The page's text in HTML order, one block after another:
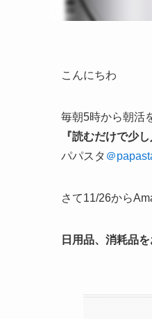
こんにちわ
毎朝5時から朝活
『読むだけで少
パパスタ ＠
さて11/26から
日用品、消耗品